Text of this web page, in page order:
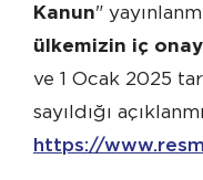
Kanun"
ülkemizin iç
ve 1 Ocak 2025
sayıldığı
https://